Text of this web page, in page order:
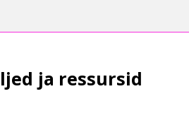
ja ressursid